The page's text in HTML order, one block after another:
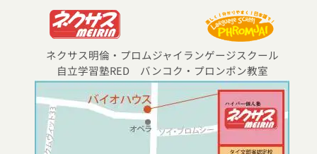
ネクサス明倫・プロムジャイランゲージスクール
自立学習塾RED バンコク・プロンポン教室